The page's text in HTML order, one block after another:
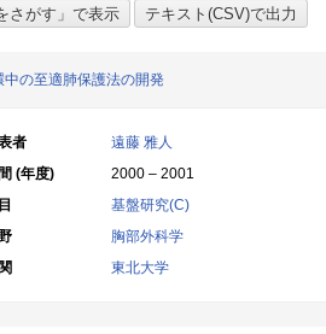
中の至適肺保護法の開発
者
遠藤 雅人
(年度)
2000 – 2001
基盤研究(C)
胸部外科学
東北大学